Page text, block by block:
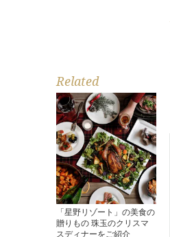
Related
「星野リゾート」の美食の
贈りもの 珠玉のクリスマ
スディナーをご紹介